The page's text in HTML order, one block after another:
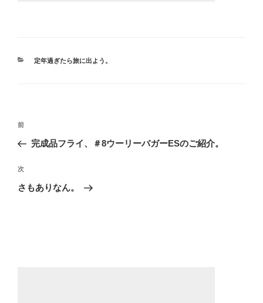
カ
定年過ぎたら旅に出よう。
投
ビ
ゲ
前
の
稿
前
完成品フライ、＃8ウーリーバガーESのご紹介。
次
の
次
さもありなん。